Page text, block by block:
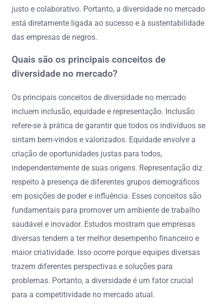
justo e colaborativo. Portanto, a diversidade no mercado
está diretamente ligada ao sucesso e à sustentabilidade
das empresas de negros.
Quais são os principais conceitos de
diversidade no mercado?
Os principais conceitos de diversidade no mercado
incluem inclusão, equidade e representação. Inclusão
refere-se à prática de garantir que todos os indivíduos se
sintam bem-vindos e valorizados. Equidade envolve a
criação de oportunidades justas para todos,
independentemente de suas origens. Representação diz
respeito à presença de diferentes grupos demográficos
em posições de poder e influência. Esses conceitos são
fundamentais para promover um ambiente de trabalho
saudável e inovador. Estudos mostram que empresas
diversas tendem a ter melhor desempenho financeiro e
maior criatividade. Isso ocorre porque equipes diversas
trazem diferentes perspectivas e soluções para
problemas. Portanto, a diversidade é um fator crucial
para a competitividade no mercado atual.